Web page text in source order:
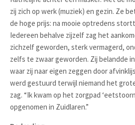
zij zich op werk (muziek) en gezin. Ze
de hoge prijs: na mooie optredens
Iedereen behalve zijzelf zag het
zichzelf geworden, sterk vermagerd,
zelfs te zwaar geworden. Zij belandde
waar zij naar eigen zeggen door
werd gestuurd terwijl niemand het
zag. “Ik kwam op het zorgpad
opgenomen in Zuidlaren.”